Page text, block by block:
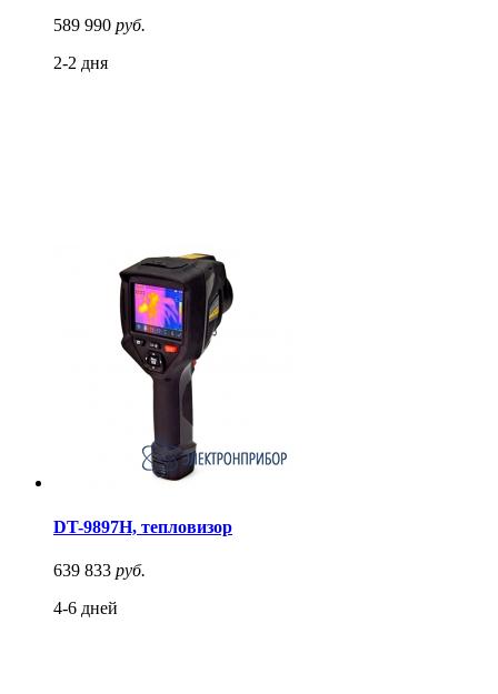
589 990 руб.
2-2 дня
DT-9897H, тепловизор
639 833 руб.
4-6 дней